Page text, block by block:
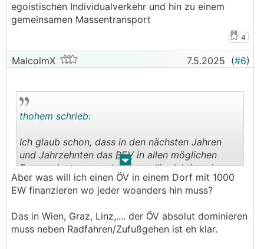
egoistischen Individualverkehr und hin zu einem
gemeinsamen Massentransport
4
MalcolmX 7.5.2025 (#6)
. .
thohem schrieb:
Ich glaub schon, dass in den nächsten Jahren
und Jahrzehnten das BEVin allen möglichen
Formen (autonom oder manuell) wichtig sein
wird und nicht so schnell verschwinden wird,
gerade in Gegenden mit schlechter Anbindung
Nur hoffe ich das nicht.
Aber was will ich einen ÖV in einem Dorf mit 1000
EW finanzieren wo jeder woanders hin muss?
Das in Wien, Graz, Linz,.... der ÖV absolut dominieren
muss neben Radfahren/Zufußgehen ist eh klar.